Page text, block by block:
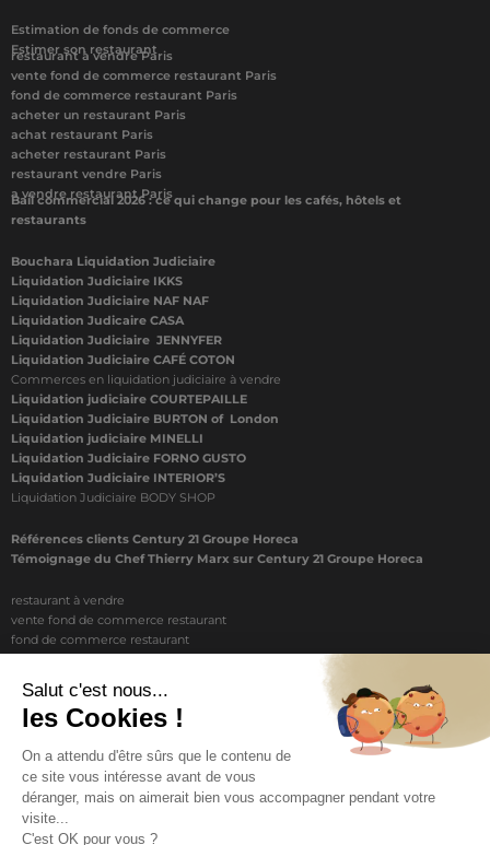
Estimation de fonds de commerce
Estimer son restaurant
restaurant à vendre Paris
vente fond de commerce restaurant Paris
fond de commerce restaurant Paris
acheter un restaurant Paris
achat restaurant Paris
acheter restaurant Paris
restaurant vendre Paris
a vendre restaurant Paris
Bail commercial 2026 : ce qui change pour les cafés, hôtels et
restaurants
Bouchara Liquidation Judiciaire
Liquidation Judiciaire IKKS
Liquidation Judiciaire NAF NAF
Liquidation Judicaire CASA
Liquidation Judiciaire JENNYFER
Liquidation Judiciaire CAFÉ COTON
Commerces en liquidation judiciaire à vendre
Liquidation judiciaire COURTEPAILLE
Liquidation Judiciaire BURTON of London
Liquidation judiciaire MINELLI
Liquidation Judiciaire FORNO GUSTO
Liquidation Judiciaire INTERIOR’S
Liquidation Judiciaire BODY SHOP
Références clients Century 21 Groupe Horeca
Témoignage du Chef Thierry Marx sur Century 21 Groupe Horeca
restaurant à vendre
vente fond de commerce restaurant
fond de commerce restaurant
vente de fond de commerce restaurant
acheter restaurant